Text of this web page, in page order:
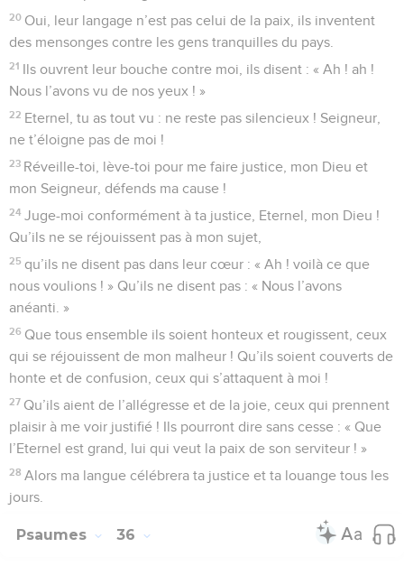
20 Oui, leur langage n’est pas celui de la paix, ils inventent
des mensonges contre les gens tranquilles du pays.
21 Ils ouvrent leur bouche contre moi, ils disent : « Ah ! ah !
Nous l’avons vu de nos yeux ! »
22 Eternel, tu as tout vu : ne reste pas silencieux ! Seigneur,
ne t’éloigne pas de moi !
23 Réveille-toi, lève-toi pour me faire justice, mon Dieu et
mon Seigneur, défends ma cause !
24 Juge-moi conformément à ta justice, Eternel, mon Dieu !
Qu’ils ne se réjouissent pas à mon sujet,
25 qu’ils ne disent pas dans leur cœur : « Ah ! voilà ce que
nous voulions ! » Qu’ils ne disent pas : « Nous l’avons
anéanti. »
26 Que tous ensemble ils soient honteux et rougissent, ceux
qui se réjouissent de mon malheur ! Qu’ils soient couverts de
honte et de confusion, ceux qui s’attaquent à moi !
27 Qu’ils aient de l’allégresse et de la joie, ceux qui prennent
plaisir à me voir justifié ! Ils pourront dire sans cesse : « Que
l’Eternel est grand, lui qui veut la paix de son serviteur ! »
28 Alors ma langue célébrera ta justice et ta louange tous les
jours.
Psaumes 36